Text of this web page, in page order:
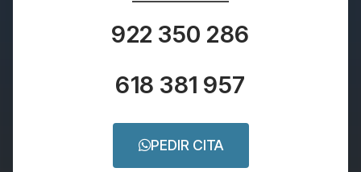
922 350 286
618 381 957
PEDIR CITA